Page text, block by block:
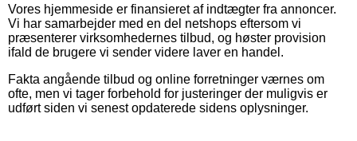
Vores hjemmeside er finansieret af indtægter fra annoncer.
Vi har samarbejder med en del netshops eftersom vi
præsenterer virksomhedernes tilbud, og høster provision
ifald de brugere vi sender videre laver en handel.
Fakta angående tilbud og online forretninger værnes om
ofte, men vi tager forbehold for justeringer der muligvis er
udført siden vi senest opdaterede sidens oplysninger.